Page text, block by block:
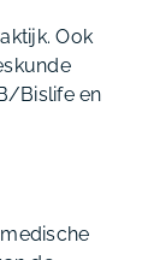
Ook
Bislife en